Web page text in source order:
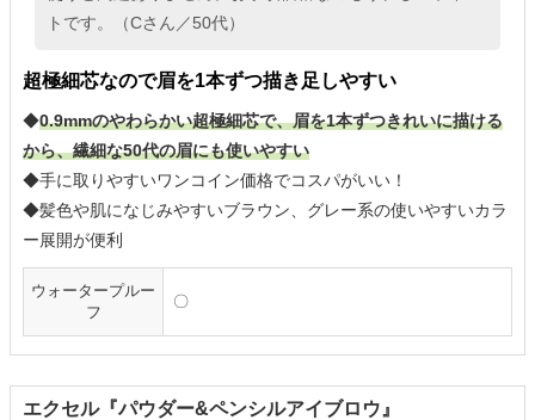
トです。（Cさん／50代）
超極細芯なので眉を1本ずつ描き足しやすい
◆0.9mmのやわらかい超極細芯で、眉を1本ずつきれいに描ける
から、繊細な50代の眉にも使いやすい
◆手に取りやすいワンコイン価格でコスパがいい！
◆髪色や肌になじみやすいブラウン、グレー系の使いやすいカラ
ー展開が便利
ウォータープルー
フ
〇
エクセル『パウダー&ペンシルアイブロウ』